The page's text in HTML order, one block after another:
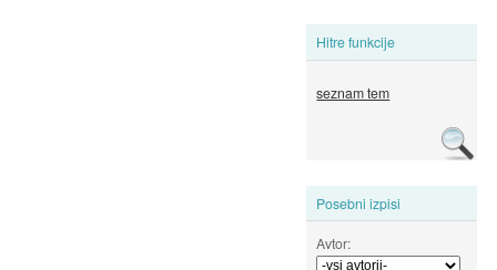
Hitre funkcije
seznam tem
Posebni izpisi
Avtor: